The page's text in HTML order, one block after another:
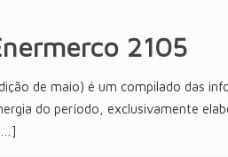
2105
de maio) é um compilado das
do período, exclusivamente